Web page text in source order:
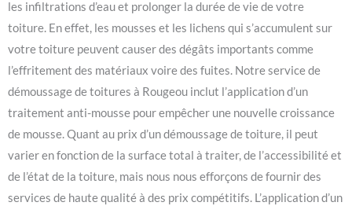
les infiltrations d’eau et prolonger la durée de vie de votre
toiture. En effet, les mousses et les lichens qui s’accumulent sur
votre toiture peuvent causer des dégâts importants comme
l’effritement des matériaux voire des fuites. Notre service de
démoussage de toitures à Rougeou inclut l’application d’un
traitement anti-mousse pour empêcher une nouvelle croissance
de mousse. Quant au prix d’un démoussage de toiture, il peut
varier en fonction de la surface total à traiter, de l’accessibilité et
de l’état de la toiture, mais nous nous efforçons de fournir des
services de haute qualité à des prix compétitifs. L’application d’un